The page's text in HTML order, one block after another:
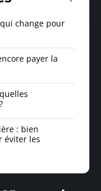
change pour
payer la
: bien
éviter les